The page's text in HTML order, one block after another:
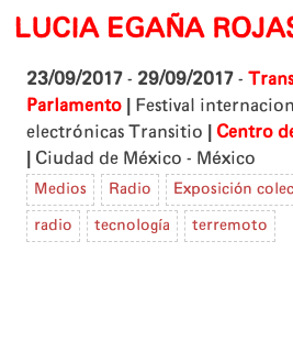
Skip
content
LUCIA EGAÑA
23/09/2017 - 29/09/2017 -
Parlamento
Festival
electrónicas Transitio
Centro
Ciudad de México - México
Medios Radio Exposición
radio tecnología terremoto